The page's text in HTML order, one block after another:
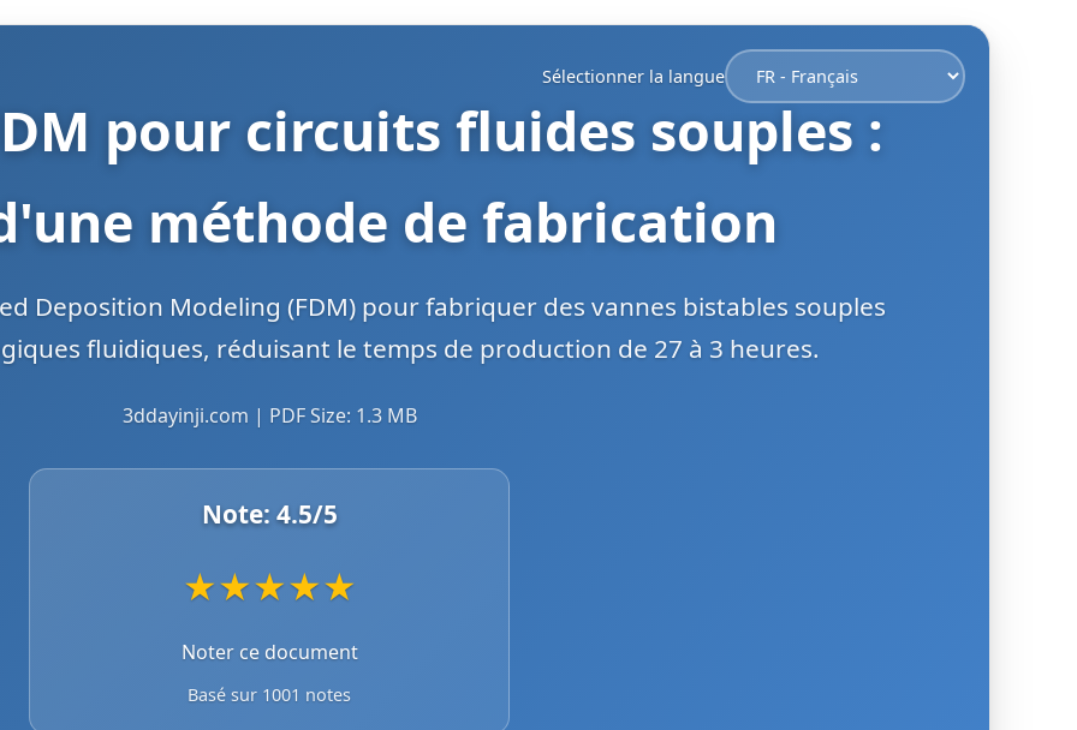
Sélectionner la langue
pour circuits fluides souples :
méthode de fabrication
Deposition Modeling (FDM) pour fabriquer des vannes bistables souples
fluidiques, réduisant le temps de production de 27 à 3 heures.
3ddayinji.com | PDF Size: 1.3 MB
Note: 4.5/5
★★★★★
Noter ce document
Basé sur 1001 notes